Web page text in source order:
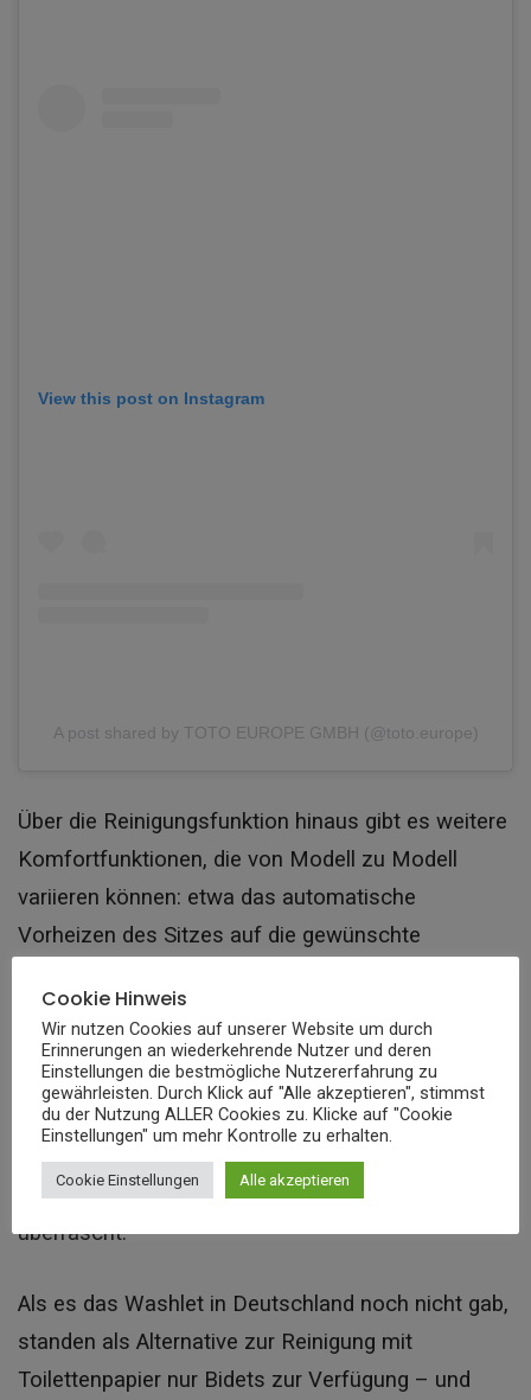
View this post on Instagram
A post shared by TOTO EUROPE GMBH (@toto.europe)
Über die Reinigungsfunktion hinaus gibt es weitere
Komfortfunktionen, die von Modell zu Modell
variieren können: etwa das automatische
Vorheizen des Sitzes auf die gewünschte
beispielsweise die automatische
Geruchsabsaugung.
Die Luft bleibt während und nach dem
Toilettengang frisch und sauber, und der nächste
Nutzer wird nicht von unangenehmen Gerüchen
überrascht.
Als es das Washlet in Deutschland noch nicht gab,
standen als Alternative zur Reinigung mit
Toilettenpapier nur Bidets zur Verfügung – und
Cookie Hinweis
Wir nutzen Cookies auf unserer Website um durch
Erinnerungen an wiederkehrende Nutzer und deren
Einstellungen die bestmögliche Nutzererfahrung zu
gewährleisten. Durch Klick auf "Alle akzeptieren", stimmst
du der Nutzung ALLER Cookies zu. Klicke auf "Cookie
Einstellungen" um mehr Kontrolle zu erhalten.
Cookie Einstellungen Alle akzeptieren